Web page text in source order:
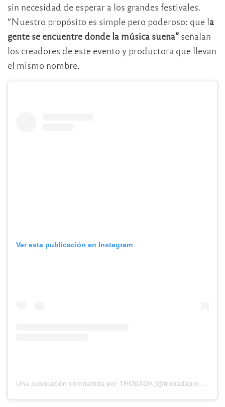
sin necesidad de esperar a los grandes festivales.
“Nuestro propósito es simple pero poderoso: que la
gente se encuentre donde la música suena” señalan
los creadores de este evento y productora que llevan
el mismo nombre.
Ver esta publicación en Instagram